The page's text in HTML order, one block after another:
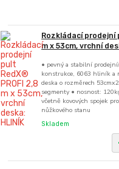
Rozkládací prodejní
m x 53cm, vrchní
• pevný a stabilní
konstrukce, 6063 hliník a
deska o rozměrech
segmenty • nosnost:
včetně kovových spojek
nůžkového stanu
Skladem